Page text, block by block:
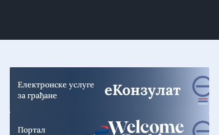
Електронске услуге
за грађане
Портал